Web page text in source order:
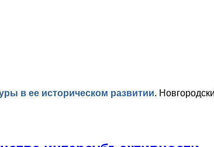
в ее историческом развитии.